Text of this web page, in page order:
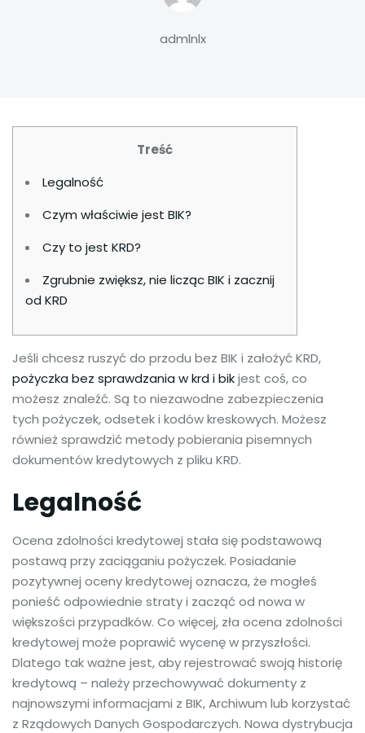
admlnlx
Treść
Legalność
Czym właściwie jest BIK?
Czy to jest KRD?
Zgrubnie zwiększ, nie licząc BIK i zacznij
od KRD
Jeśli chcesz ruszyć do przodu bez BIK i założyć KRD,
pożyczka bez sprawdzania w krd i bikjest coś, co
możesz znaleźć. Są to niezawodne zabezpieczenia
tych pożyczek, odsetek i kodów kreskowych. Możesz
również sprawdzić metody pobierania pisemnych
dokumentów kredytowych z pliku KRD.
Legalność
Ocena zdolności kredytowej stała się podstawową
postawą przy zaciąganiu pożyczek. Posiadanie
pozytywnej oceny kredytowej oznacza, że ​​mogłeś
ponieść odpowiednie straty i zacząć od nowa w
większości przypadków. Co więcej, zła ocena zdolności
kredytowej może poprawić wycenę w przyszłości.
Dlatego tak ważne jest, aby rejestrować swoją historię
kredytową – należy przechowywać dokumenty z
najnowszymi informacjami z BIK, Archiwum lub korzystać
z Rządowych Danych Gospodarczych. Nowa dystrybucja